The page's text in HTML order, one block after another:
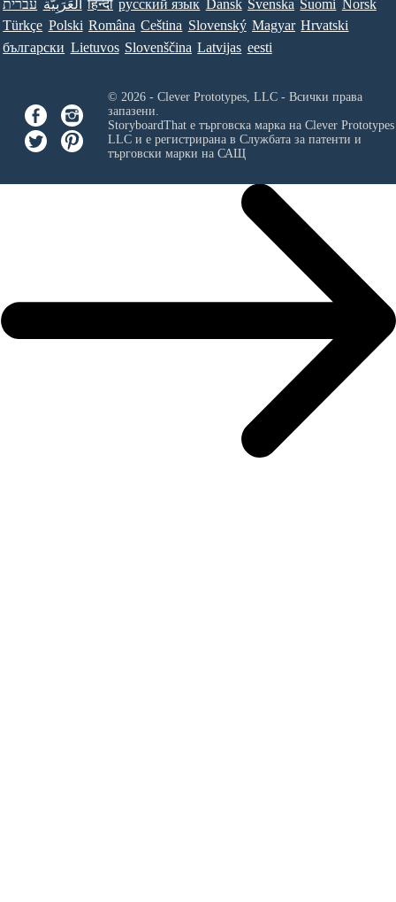
עברית العَرَبِيَّة हिन्दी ру́сский язы́к Dansk Svenska Suomi Norsk
Türkçe Polski Româna Ceština Slovenský Magyar Hrvatski
български Lietuvos Slovenščina Latvijas eesti
© 2026 - Clever Prototypes, LLC - Всички права
запазени.
StoryboardThat е търговска марка на Clever
LLCи е регистрирана в Службата за патенти и
търговски марки на САЩ